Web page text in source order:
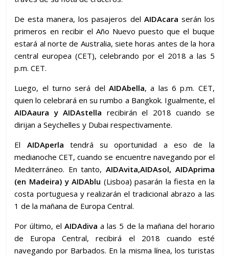
De esta manera, los pasajeros del AIDAcara serán los
primeros en recibir el Año Nuevo puesto que el buque
estará al norte de Australia, siete horas antes de la hora
central europea (CET), celebrando por el 2018a las 5
p.m. CET.
Luego, el turno será del AIDAbella, a las 6 p.m. CET,
quien lo celebrará en su rumbo a Bangkok. Igualmente, el
AIDAaura y AIDAstella recibirán el 2018 cuando se
dirijan a Seychelles y Dubai respectivamente.
El AIDAperla tendrá su oportunidad a eso de la
medianoche CET, cuando se encuentre navegando por el
Mediterráneo. En tanto,AIDAvita,AIDAsol, AIDAprima
(en Madeira) y AIDAblu (Lisboa) pasarán la fiesta en la
costa portuguesa y realizarán el tradicional abrazo a las
1 de la mañana de Europa Central.
Por último, elAIDAdiva a las 5 de la mañana del horario
de Europa Central, recibirá el 2018 cuando esté
navegando por Barbados. En la misma línea, los turistas